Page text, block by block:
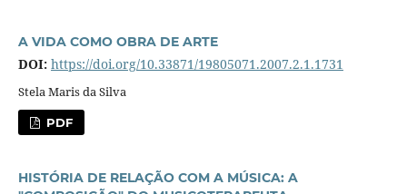
A VIDA COMO OBRA DE ARTE
DOI: https://doi.org/10.33871/19805071.2007.2.1.1731
Stela Maris da Silva
PDF
HISTÓRIA DE RELAÇÃO COM A MÚSICA: A